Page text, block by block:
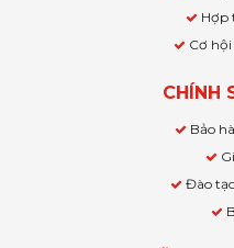
Hợp
Cơ
CHÍNH
Bảo
Đào